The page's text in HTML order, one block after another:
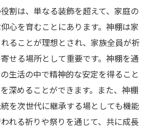
割は、単なる装飾を超えて、家庭の
心を育むことにあります。神棚は家
ることが理想とされ、家族全員が祈
せる場所として重要です。神棚を通
生活の中で精神的な安定を得ること
深めることができます。また、神棚
を次世代に継承する場としても機能
れる祈りや祭りを通じて、共に成長